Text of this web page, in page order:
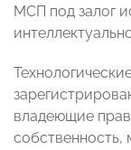
МСП под залог
владеющие
собственность,